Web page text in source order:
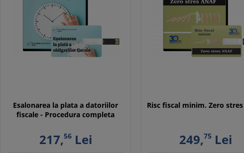
Esalonarea la plata a datoriilor
fiscale - Procedura completa
217,56Lei
Risc fiscal minim. Zero
249,75 Lei